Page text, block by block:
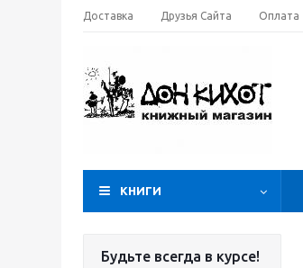
Доставка Друзья Сайта Оплата
КНИГИ
Будьте всегда в курсе!